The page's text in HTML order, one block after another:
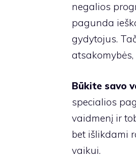
negalios
pagunda
gydytojus.
Būkite savo
specialios
vaidmenį ir
bet išlikdami
vaikui.